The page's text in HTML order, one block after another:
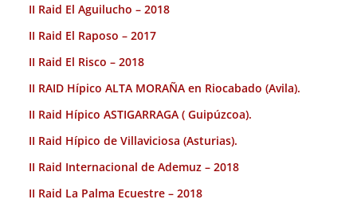
II Raid El Aguilucho – 2018
II Raid El Raposo – 2017
II Raid El Risco – 2018
II RAID Hípico ALTA MORAÑA en Riocabado (Avila).
II Raid Hípico ASTIGARRAGA ( Guipúzcoa).
II Raid Hípico de Villaviciosa (Asturias).
II Raid Internacional de Ademuz – 2018
II Raid La Palma Ecuestre – 2018